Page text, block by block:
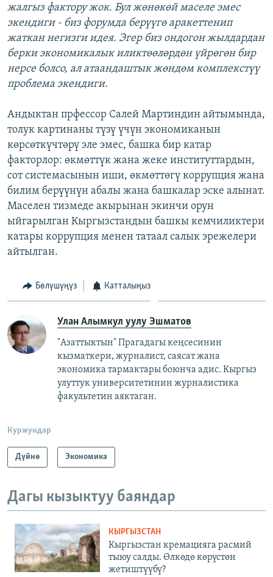
жалгыз фактору жок. Бул жөнөкөй маселе эмес
экендиги - биз форумда берүүгө аракеттенип
жаткан негизги идея. Эгер биз ондогон жылдардан
берки экономикалык иликтөөлөрдөн үйрөгөн бир
нерсе болсо, ал атаандаштык жөндөм комплекстүү
проблема экендиги.
Андыктан прфессор Салей Мартиндин айтымында,
толук картинаны түзү үчүн экономиканын
көрсөткүчтөрү эле эмес, башка бир катар
факторлор: өкмөттүк жана жеке институттардын,
сот системасынын иши, өкмөттөгү коррупция жана
билим берүүнүн абалы жана башкалар эске алынат.
Маселен тизмеде акырынан экинчи орун
ыйгарылган Кыргызстандын башкы кемчиликтери
катары коррупция менен татаал салык эрежелери
айтылган.
Бөлүшүңүз Катталыңыз
Улан Алымкул уулу Эшматов
"Азаттыктын" Прагадагы кеңсесинин
кызматкери, журналист, саясат жана
экономика тармактары боюнча адис. Кыргыз
улуттук университетинин журналистика
факультетин аяктаган.
Куржундар
Дүйнө Экономика
Дагы кызыктуу баяндар
КЫРГЫЗСТАН
Кыргызстан кремацияга расмий
тыюу салды. Өлкөдө көрүстөн
жетиштүүбү?